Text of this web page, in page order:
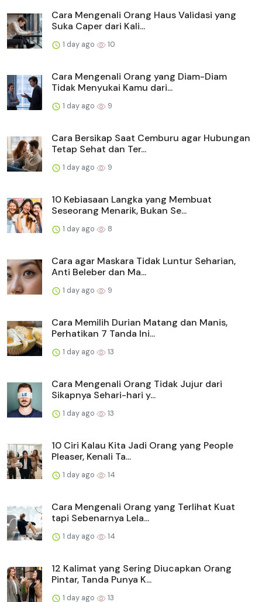
Cara Mengenali Orang Haus Validasi yang
Suka Caper dari Kali...
1 day ago 10
Cara Mengenali Orang yang Diam-Diam
Tidak Menyukai Kamu dari...
1 day ago 9
Cara Bersikap Saat Cemburu agar Hubungan
Tetap Sehat dan Ter...
1 day ago 9
10 Kebiasaan Langka yang Membuat
Seseorang Menarik, Bukan Se...
1 day ago 8
Cara agar Maskara Tidak Luntur Seharian,
Anti Beleber dan Ma...
1 day ago 9
Cara Memilih Durian Matang dan Manis,
Perhatikan 7 Tanda Ini...
1 day ago 13
Cara Mengenali Orang Tidak Jujur dari
Sikapnya Sehari-hari y...
1 day ago 13
10 Ciri Kalau Kita Jadi Orang yang People
Pleaser, Kenali Ta...
1 day ago 14
Cara Mengenali Orang yang Terlihat Kuat
tapi Sebenarnya Lela...
1 day ago 14
12 Kalimat yang Sering Diucapkan Orang
Pintar, Tanda Punya K...
1 day ago 13